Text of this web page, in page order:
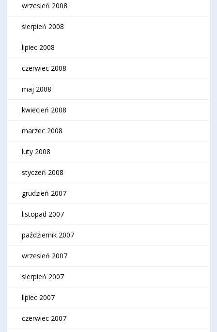
wrzesień 2008
sierpień 2008
lipiec 2008
czerwiec 2008
maj 2008
kwiecień 2008
marzec 2008
luty 2008
styczeń 2008
grudzień 2007
listopad 2007
październik 2007
wrzesień 2007
sierpień 2007
lipiec 2007
czerwiec 2007